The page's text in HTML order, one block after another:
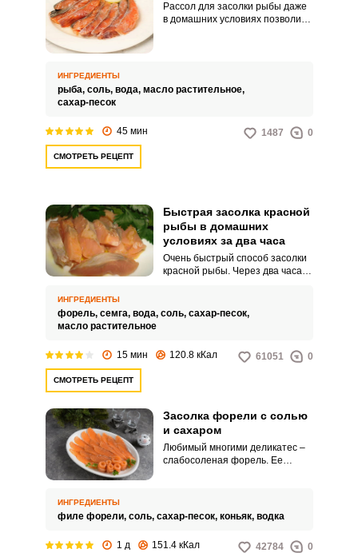
Рассол для засолки рыбы даже
в домашних условиях позволит
ИНГРЕДИЕНТЫ
рыба, соль, вода, масло растительное,
сахар-песок
45 мин 1487 0
СМОТРЕТЬ РЕЦЕПТ
Быстрая засолка красной
рыбы в домашних
условиях за два часа
Очень быстрый способ засолки
красной рыбы. Через два часа
ИНГРЕДИЕНТЫ
форель, семга, вода, соль, сахар-песок,
масло растительное
15 мин 120.8 кКал 61051 0
СМОТРЕТЬ РЕЦЕПТ
Засолка форели с солью
и сахаром
Любимый многими деликатес –
слабосоленая форель. Ее
ИНГРЕДИЕНТЫ
филе форели, соль, сахар-песок, коньяк, водка
1 д 151.4 кКал 42784 0